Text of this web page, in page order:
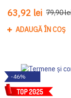
63,92 lei 79,90
ADAUGĂ ÎN COȘ
-46%